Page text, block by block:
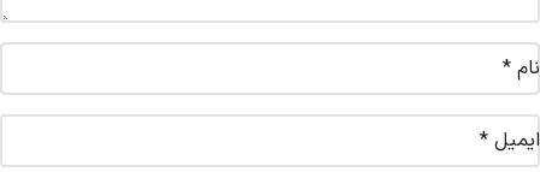
نام *
ایمیل *